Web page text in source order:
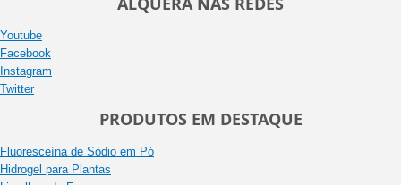
Youtube
Facebook
Instagram
Twitter
PRODUTOS EM DESTAQUE
Fluoresceína de Sódio em Pó
Hidrogel para Plantas